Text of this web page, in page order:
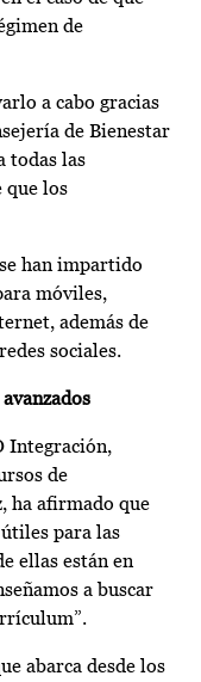
de
a cabo gracias
de Bienestar
todas las
que los
han impartido
móviles,
además de
sociales.
Integración,
de
ha afirmado que
para las
ellas están en
a buscar
abarca desde los